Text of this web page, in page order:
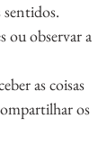
ou observar a
as coisas
os